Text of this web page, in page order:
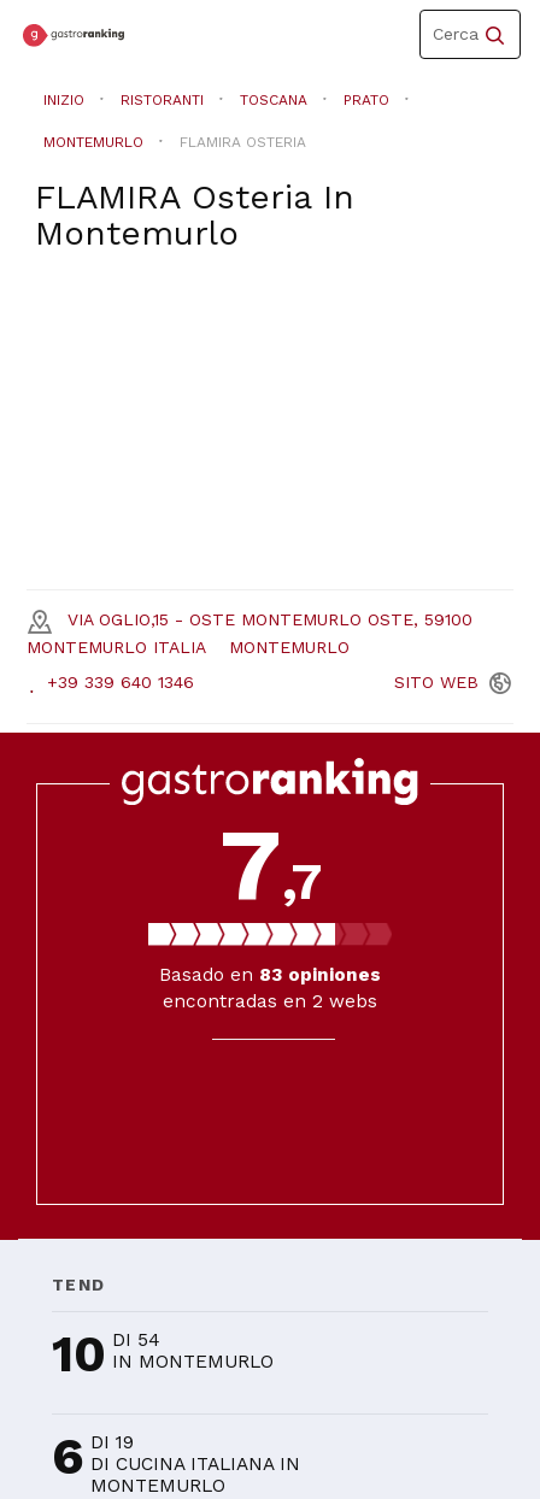
Toggle
navigation
Cerca
INIZIO RISTORANTI TOSCANA PRATO
MONTEMURLO FLAMIRA OSTERIA
FLAMIRA OsteriaIn
Montemurlo
VIA OGLIO,15 - OSTE MONTEMURLO OSTE, 59100
MONTEMURLO ITALIA
MONTEMURLO
+39 339 640 1346
SITO WEB
7,7
Basado en 83 opiniones
encontradas en 2 webs
TEND
10 DI 54
IN MONTEMURLO
6 DI 19
DI CUCINA ITALIANA IN
MONTEMURLO